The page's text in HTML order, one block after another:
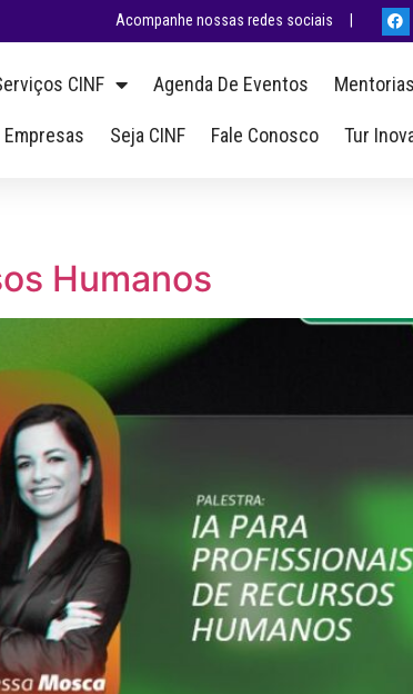
Acompanhe nossas redes sociais |
CINF Agenda De Eventos Mentorias
Seja CINF Fale Conosco Tur
Humanos